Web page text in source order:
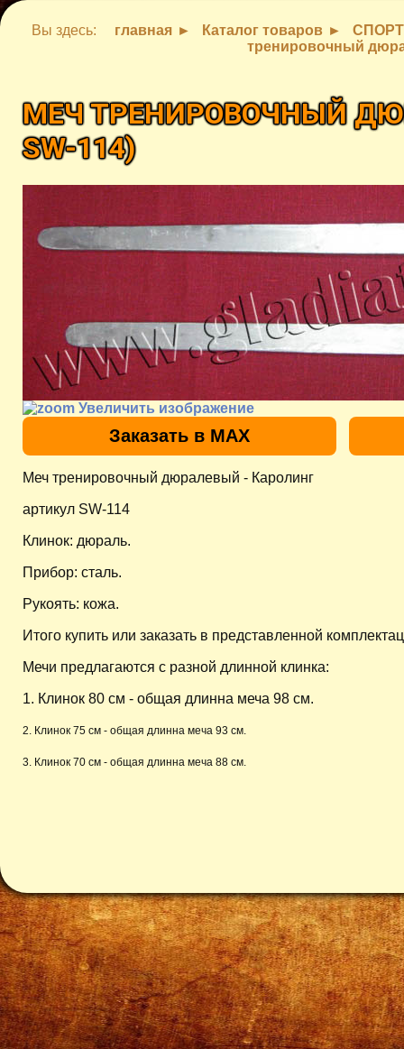
Вы здесь: главная Каталог товаров
тренировочный
МЕЧ ТРЕНИРОВОЧНЫЙ
SW-114)
Увеличить изображение
Заказать в MAX
Меч тренировочный дюралевый - Каролинг
артикул SW-114
Клинок: дюраль.
Прибор: сталь.
Рукоять: кожа.
Итого купить или заказать в представленной
Мечи предлагаются с разной длинной клинка:
1. Клинок 80 см - общая длинна меча 98 см.
2. Клинок 75 см - общая длинна меча 93 см.
3. Клинок 70 см - общая длинна меча 88 см.